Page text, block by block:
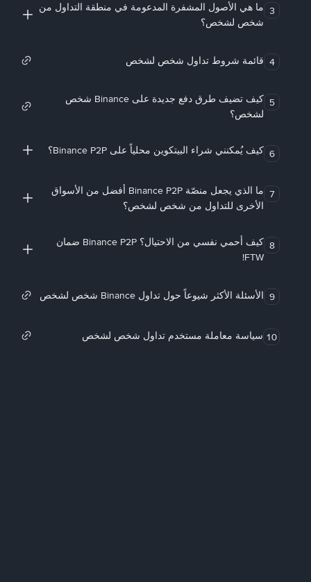
3 ما هي الأصول المشفرة المدعومة في منطقة التداول من
شخص لشخص؟
4 قائمة شروط تداول شخص لشخص
5
كيف تضيف طرق دفع جديدة على Binance شخص
لشخص؟
6 كيف يُمكنني شراء البيتكوين محلياً على Binance P2P؟
7
ما الذي يجعل منصّة Binance P2P أفضل من الأسواق
الأخرى للتداول من شخص لشخص؟
8
كيف أحمي نفسي من الاحتيال؟ Binance P2P ضمان
FTW!
9 الأسئلة الأكثر شيوعاً حول تداول Binance شخص لشخص
10 سياسة معاملة مستخدم تداول شخص لشخص